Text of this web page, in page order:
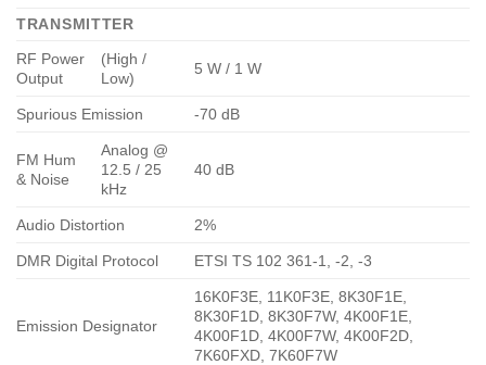
TRANSMITTER
RF Power
Output
(High /
Low)
5 W / 1 W
Spurious Emission -70 dB
FM Hum
& Noise
Analog @
12.5 / 25
kHz
40 dB
Audio Distortion 2%
DMR Digital Protocol ETSI TS 102 361-1, -2, -3
Emission Designator
16K0F3E, 11K0F3E, 8K30F1E,
8K30F1D, 8K30F7W, 4K00F1E,
4K00F1D, 4K00F7W, 4K00F2D,
7K60FXD, 7K60F7W